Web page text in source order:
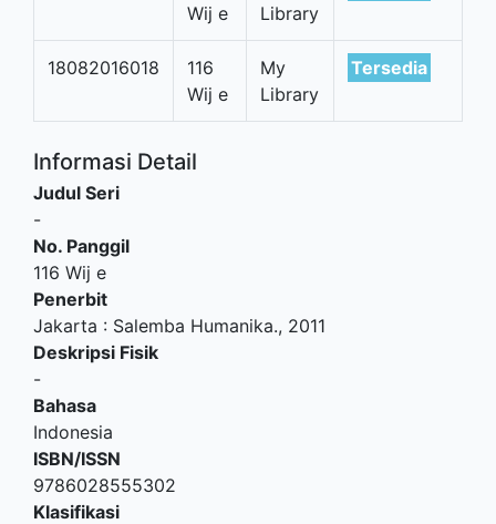
Wij e
Library
18082016018
116
Wij e
My
Library
Tersedia
Informasi Detail
Judul Seri
-
No. Panggil
116 Wij e
Penerbit
Jakarta : Salemba Humanika., 2011
Deskripsi Fisik
-
Bahasa
Indonesia
ISBN/ISSN
9786028555302
Klasifikasi